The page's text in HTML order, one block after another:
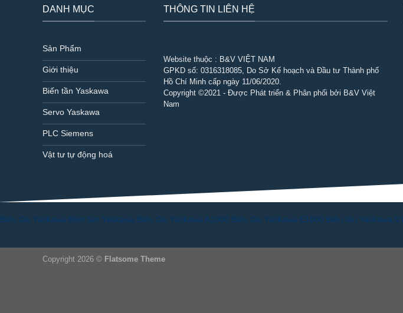
DANH MỤC
Sản Phẩm
Giới thiệu
Biến tần Yaskawa
Servo Yaskawa
PLC Siemens
Vật tư tự động hoá
THÔNG TIN LIÊN HỆ
Website thuộc : B&V VIỆT NAM
GPKD số: 0316318085 , Do Sở Kế hoạch và Đầu tư Thành phố
Hồ Chí Minh cấp ngày 11/06/2020.
Copyright ©2021 - Được Phát triển & Phân phối bởi B&V Việt
Nam
Biến tần Yaskawa Bien tan Yaskawa Biến tần Yaskawa A1000 Biến tần Yaskawa E1000 Biến tần Yaskawa
Copyright 2026 © Flatsome Theme